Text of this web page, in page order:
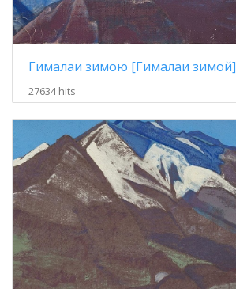
Гималаи зимою [Гималаи зимой]
27634 hits